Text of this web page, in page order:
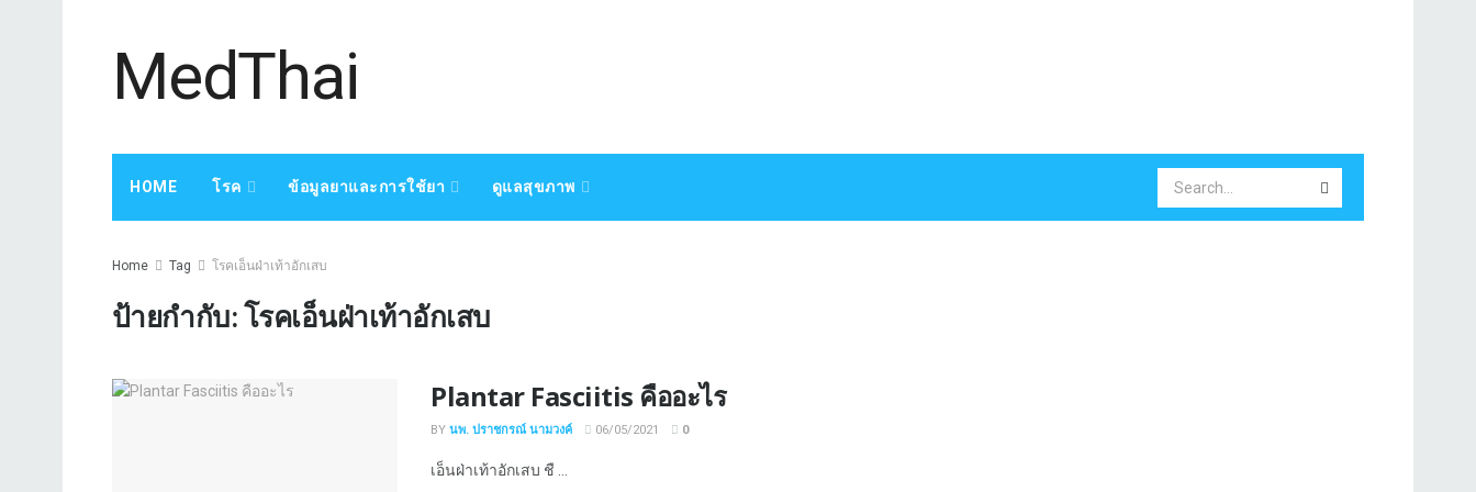
MedThai
HOME โรค ข้อมูลยาและการใช้ยา ดูแลสุขภาพ
Home Tag โรคเอ็นฝ่าเท้าอักเสบ
ป้ายกำกับ: โรคเอ็นฝ่าเท้าอักเสบ
Plantar Fasciitis คืออะไร
BY นพ. ปราชกรณ์ นามวงค์ 06/05/2021 0
เอ็นฝ่าเท้าอักเสบ ชื ...